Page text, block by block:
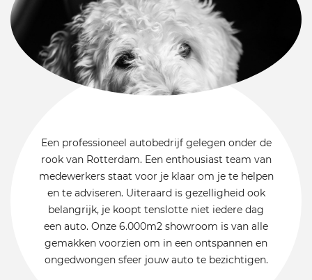
Een professioneel autobedrijf gelegen onder de
rook van Rotterdam. Een enthousiast team van
medewerkers staat voor je klaar om je te helpen
en te adviseren. Uiteraard is gezelligheid ook
belangrijk, je koopt tenslotte niet iedere dag
een auto. Onze 6.000m2 showroom is van alle
gemakken voorzien om in een ontspannen en
ongedwongen sfeer jouw auto te bezichtigen.